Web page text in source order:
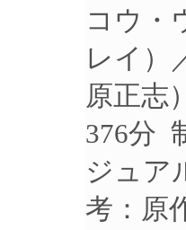
コウ・
レイ）
原正志
376分
ジュア
考：原